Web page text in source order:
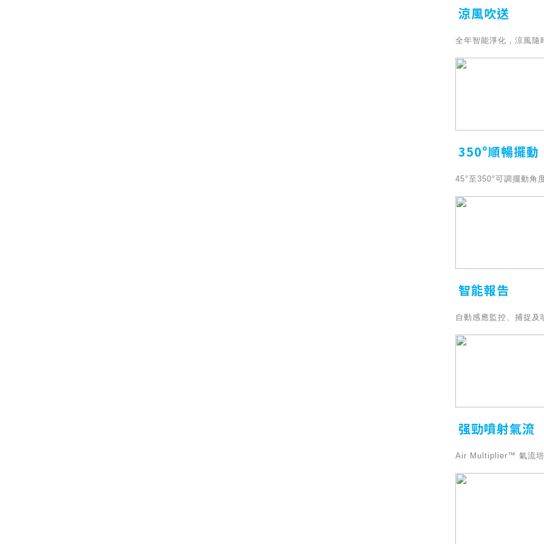
涼風吹送
全年智能淨化，涼風隨
350°順暢擺動
45°至350°可調擺動角
智能報告
自動感應監控、捕捉及
强勁噴射氣流
Air Multiplier™ 氣流培